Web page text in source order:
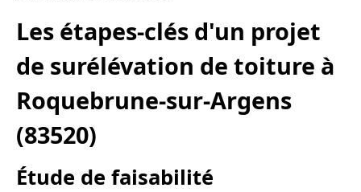
Les étapes-clés d'un projet
de surélévation de toiture à
Roquebrune-sur-Argens
(83520)
Étude de faisabilité